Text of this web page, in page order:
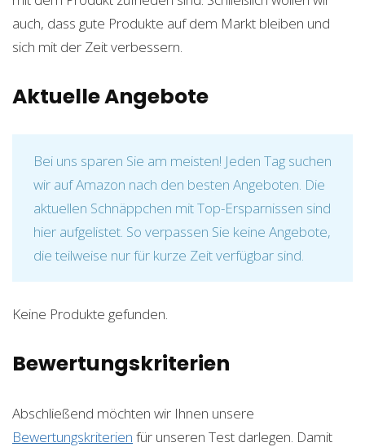
auch, dass gute Produkte auf dem Markt bleiben und
sich mit der Zeit verbessern.
Aktuelle Angebote
Bei uns sparen Sie am meisten! Jeden Tag suchen
wir auf Amazon nach den besten Angeboten. Die
aktuellen Schnäppchen mit Top-Ersparnissen sind
hier aufgelistet. So verpassen Sie keine Angebote,
die teilweise nur für kurze Zeit verfügbar sind.
Keine Produkte gefunden.
Bewertungskriterien
Abschließend möchten wir Ihnen unsere
Bewertungskriterien für unseren Test darlegen. Damit